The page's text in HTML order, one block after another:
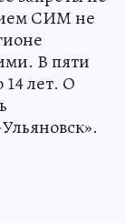
СИМ не
В пяти
14 лет. О